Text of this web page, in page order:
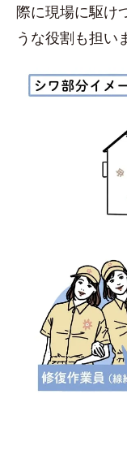
際に現場に駆け
うな役割も担い